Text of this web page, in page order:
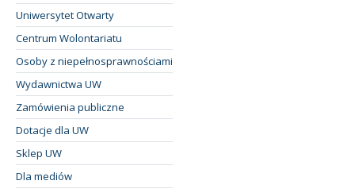
Uniwersytet Otwarty
Centrum Wolontariatu
Osoby z niepełnosprawnościami
Wydawnictwa UW
Zamówienia publiczne
Dotacje dla UW
Sklep UW
Dla mediów